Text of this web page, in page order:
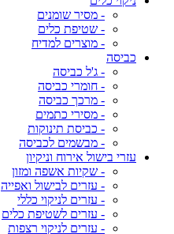
- מסיר שומנים
- שטיפת כלים
- מוצרים למדיח
כביסה
- ג'ל כביסה
- חומרי כביסה
- מרכך כביסה
- מסירי כתמים
- כביסת תינוקות
- מבשמים לכביסה
עזרי בישול אירוח וניקיון
- שקיות אשפה ומזון
- עזרים לבישול ואפייה
- עזרים לניקוי כללי
- עזרים לשטיפת כלים
- עזרים לניקוי רצפות